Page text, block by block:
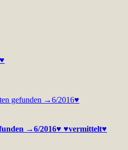
→6/2016♥ ♥vermittelt♥